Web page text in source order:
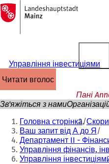
Перейти до змісту
На
головну
сторінку
Управління інвестиціями
читати вголос
Пані
Зв'яжіться з нами
Ти
тут:
Головна сторінка
Ваш запит від А до Я
Департамент II -
Управління фінансів,
Управління